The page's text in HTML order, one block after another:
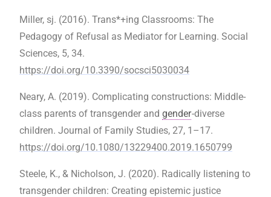
Miller, sj. (2016). Trans*+ing Classrooms: The
Pedagogy of Refusal as Mediator for Learning. Social
Sciences, 5, 34.
https://doi.org/10.3390/socsci5030034
Neary, A. (2019). Complicating constructions: Middle-
class parents of transgender and gender-diverse
children. Journal of Family Studies, 27, 1–17.
https://doi.org/10.1080/13229400.2019.1650799
Steele, K., & Nicholson, J. (2020). Radically listening to
transgender children: Creating epistemic justice